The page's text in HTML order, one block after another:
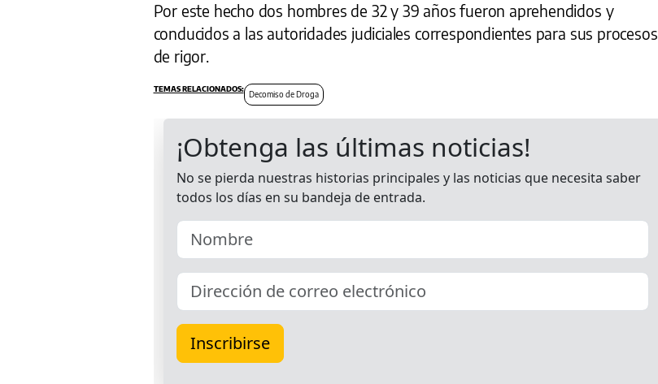
Por este hecho dos hombres de 32 y 39 años fueron aprehendidos y
conducidos a las autoridades judiciales correspondientes para sus procesos
de rigor.
Decomiso de Droga